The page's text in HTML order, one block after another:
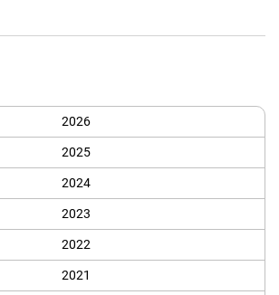
2026
2025
2024
2023
2022
2021